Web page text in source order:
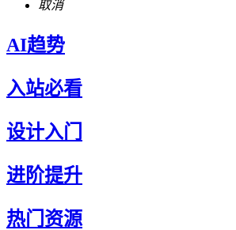
取消
AI趋势
入站必看
设计入门
进阶提升
热门资源